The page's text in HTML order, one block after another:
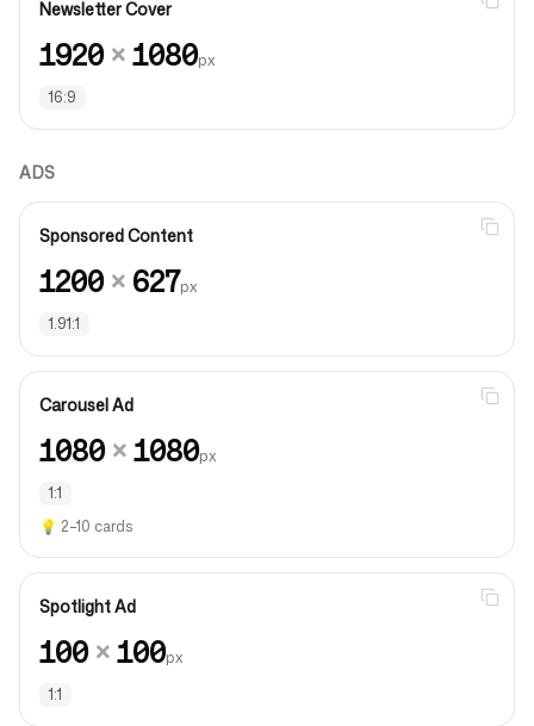
Newsletter Cover
1920×1080px
16:9
ADS
Sponsored Content
1200× 627px
1.91:1
Carousel Ad
1080×1080px
1:1
💡 2–10 cards
Spotlight Ad
100×100px
1:1